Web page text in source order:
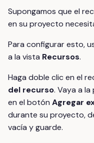
Supongamos que el
en su proyecto
Para configurar esto,
a la vista Recursos.
Haga doble clic en el
del recurso. Vaya a
en el botón Agregar
durante su proyecto,
vacía y guarde.